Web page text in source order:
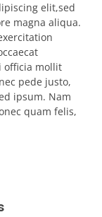
elit,sed
magna aliqua.
officia mollit
pede justo,
ipsum. Nam
quam felis,